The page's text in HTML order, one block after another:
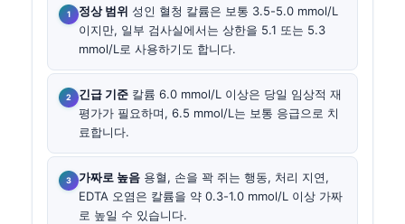
정상 범위 성인 혈청 칼륨은 보통 3.5-5.0 mmol/L
이지만, 일부 검사실에서는 상한을 5.1 또는 5.3
mmol/L로 사용하기도 합니다.
긴급 기준 칼륨 6.0 mmol/L 이상은 당일 임상적 재
평가가 필요하며, 6.5 mmol/L는 보통 응급으로 치
료합니다.
가짜로 높음 용혈, 손을 꽉 쥐는 행동, 처리 지연,
EDTA 오염은 칼륨을 약 0.3-1.0 mmol/L 이상 가짜
로 높일 수 있습니다.